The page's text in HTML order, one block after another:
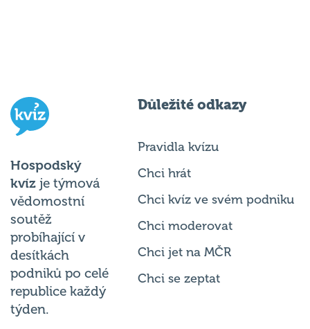
Hospodský
kvíz je týmová
vědomostní
soutěž
probíhající v
desítkách
podniků po celé
republice každý
týden.
Důležité odkazy
Pravidla kvízu
Chci hrát
Chci kvíz ve svém podniku
Chci moderovat
Chci jet na MČR
Chci se zeptat